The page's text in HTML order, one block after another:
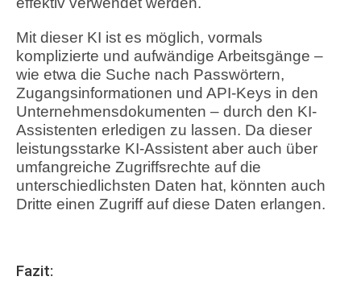
Mit dieser KI ist es möglich, vormals
komplizierte und aufwändige Arbeitsgänge –
wie etwa die Suche nach Passwörtern,
Zugangsinformationen und API-Keys in den
Unternehmensdokumenten – durch den KI-
Assistenten erledigen zu lassen. Da dieser
leistungsstarke KI-Assistent aber auch über
umfangreiche Zugriffsrechte auf die
unterschiedlichsten Daten hat, könnten auch
Dritte einen Zugriff auf diese Daten erlangen.
Fazit: